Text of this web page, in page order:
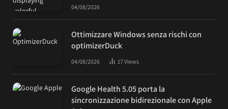
04/08/2026
Ottimizzare Windows senza rischi con
optimizerDuck
04/08/2026 17Views
Google Health 5.05 porta la
sincronizzazione bidirezionale con Apple